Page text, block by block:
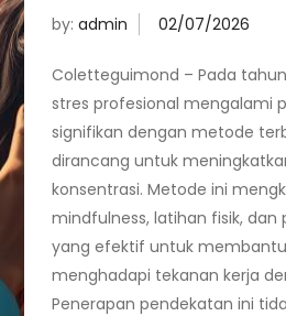
by:admin
Coletteguimond – Pada
stres profesional mengalami
signifikan dengan metode
dirancang untuk
konsentrasi. Metode ini
mindfulness, latihan fisik, dan
yang efektif untuk
menghadapi tekanan kerja
Penerapan pendekatan ini